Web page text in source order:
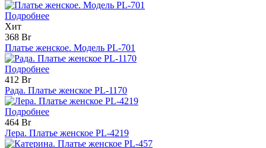
Подробнее
Хит
368 Br
Платье женское. Модель PL-701
Подробнее
412 Br
Рада. Платье женское PL-1170
Подробнее
464 Br
Лера. Платье женское PL-4219